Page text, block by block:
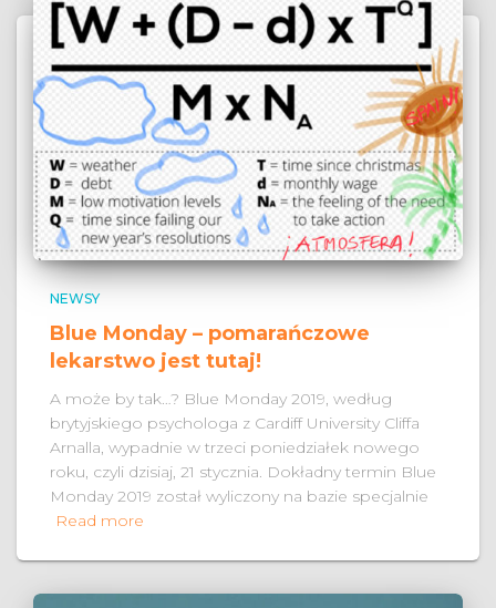
NEWSY
Blue Monday – pomarańczowe
lekarstwo jest tutaj!
A może by tak…? Blue Monday 2019, według
brytyjskiego psychologa z Cardiff University Cliffa
Arnalla, wypadnie w trzeci poniedziałek nowego
roku, czyli dzisiaj, 21 stycznia. Dokładny termin Blue
Monday 2019 został wyliczony na bazie specjalnie
Read more